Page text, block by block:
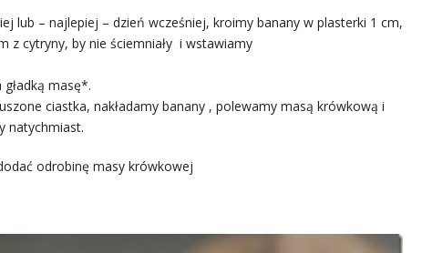
– najlepiej – dzień wcześniej, kroimy banany w plasterki 1 cm,
z cytryny, by nie ściemniały i wstawiamy
masę*.
ciastka, nakładamy banany , polewamy masą krówkową i
natychmiast.
odrobinę masy krówkowej